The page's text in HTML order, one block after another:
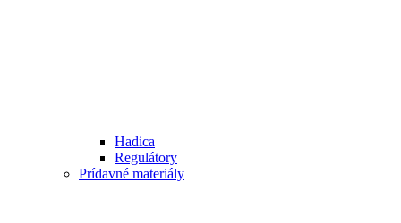
Hadica
Regulátory
Prídavné materiály